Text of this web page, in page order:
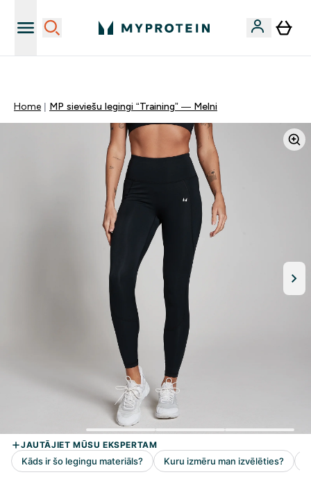
Home MP sieviešu legingi “Training” — Melni